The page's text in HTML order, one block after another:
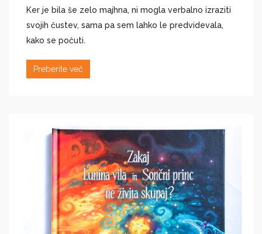
Ker je bila še zelo majhna, ni mogla verbalno izraziti
svojih čustev, sama pa sem lahko le predvidevala,
kako se počuti.
Preberite več